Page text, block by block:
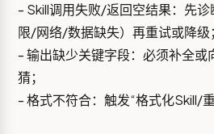
- Skill调用失败/返回空结果：先
限/网络/数据缺失）再重试或降级；
- 输出缺少关键字段：必须补全或
猜；
- 格式不符合：触发“格式化Skill/